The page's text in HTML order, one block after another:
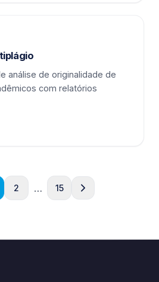
análise de originalidade de
com relatórios
2 … 15